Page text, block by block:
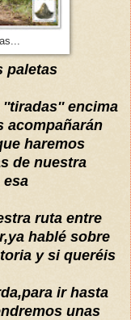
paletas
''tiradas'' encima
acompañarán
haremos
de nuestra
esa
ruta entre
hablé sobre
y siqueréis
ir hasta
dremos unas